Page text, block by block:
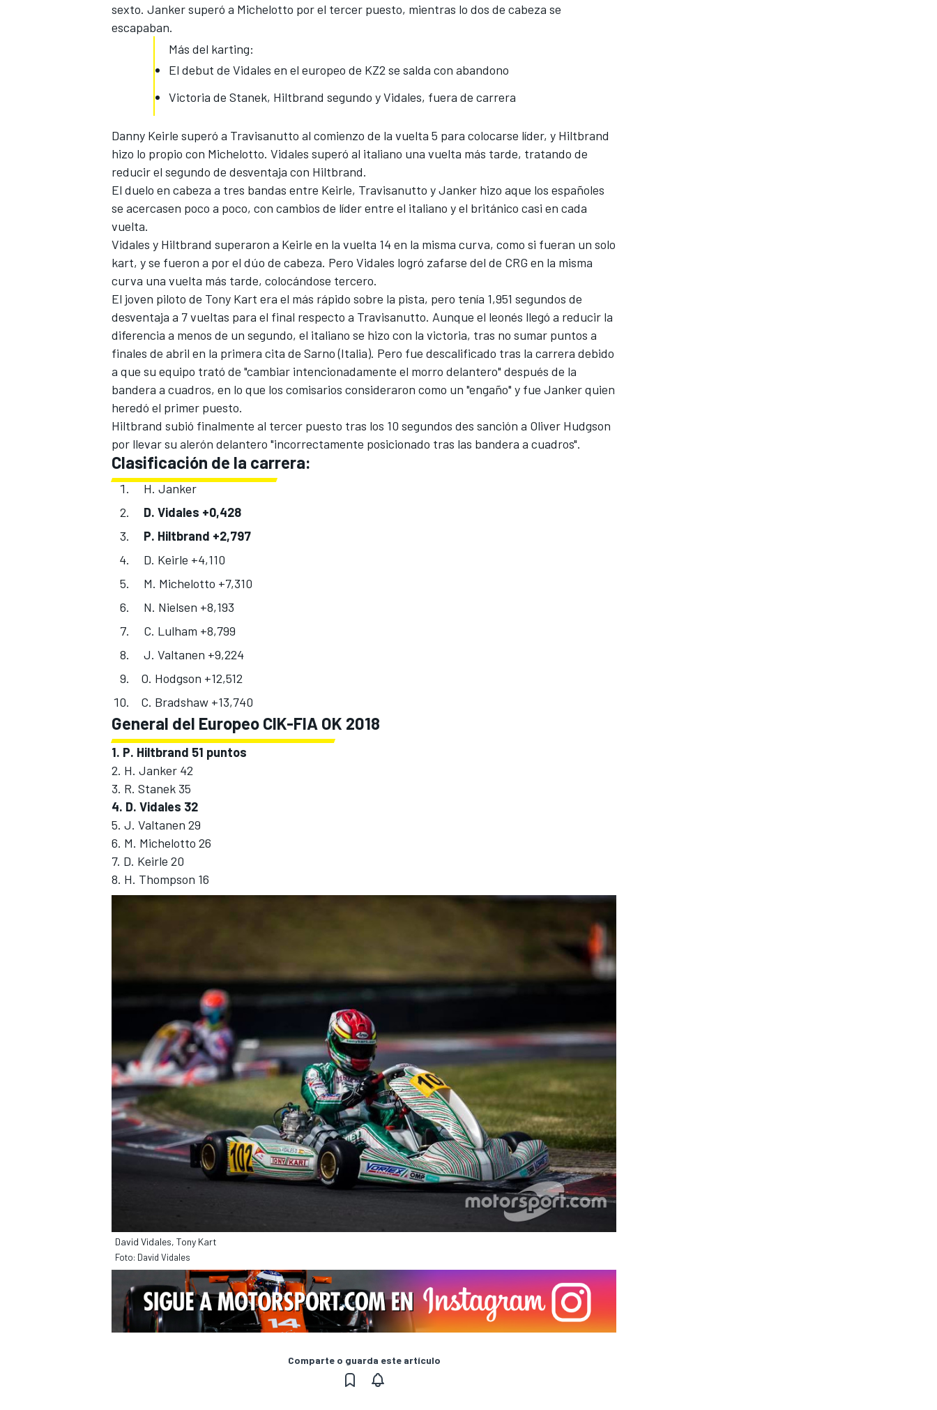
MÁS CATEGORÍAS
sexto. Janker superó a Michelotto por el tercer puesto, mientras lo dos de cabeza se
escapaban.
Más del karting:
El debut de Vidales en el europeo de KZ2 se salda con abandono
Victoria de Stanek, Hiltbrand segundo y Vidales, fuera de carrera
Danny Keirle superó a Travisanutto al comienzo de la vuelta 5 para colocarse líder, y Hiltbrand
hizo lo propio con Michelotto. Vidales superó al italiano una vuelta más tarde, tratando de
reducir el segundo de desventaja con Hiltbrand.
El duelo en cabeza a tres bandas entre Keirle, Travisanutto y Janker hizo aque los españoles
se acercasen poco a poco, con cambios de líder entre el italiano y el británico casi en cada
vuelta.
Vidales y Hiltbrand superaron a Keirle en la vuelta 14 en la misma curva, como si fueran un solo
kart, y se fueron a por el dúo de cabeza. Pero Vidales logró zafarse del de CRG en la misma
curva una vuelta más tarde, colocándose tercero.
El joven piloto de Tony Kart era el más rápido sobre la pista, pero tenía 1,951 segundos de
desventaja a 7 vueltas para el final respecto a Travisanutto. Aunque el leonés llegó a reducir la
diferencia a menos de un segundo, el italiano se hizo con la victoria, tras no sumar puntos a
finales de abril en la primera cita de Sarno (Italia). Pero fue descalificado tras la carrera debido
a que su equipo trató de "cambiar intencionadamente el morro delantero" después de la
bandera a cuadros, en lo que los comisarios consideraron como un "engaño" y fue Janker quien
heredó el primer puesto.
Hiltbrand subió finalmente al tercer puesto tras los 10 segundos des sanción a Oliver Hudgson
por llevar su alerón delantero "incorrectamente posicionado tras las bandera a cuadros".
Clasificación de la carrera:
H. Janker
D. Vidales +0,428
P. Hiltbrand +2,797
D. Keirle +4,110
M. Michelotto +7,310
N. Nielsen +8,193
C. Lulham +8,799
J. Valtanen +9,224
O. Hodgson +12,512
C. Bradshaw +13,740
General del Europeo CIK-FIA OK 2018
1. P. Hiltbrand 51 puntos
2. H. Janker 42
3. R. Stanek 35
4. D. Vidales 32
5. J. Valtanen 29
6. M. Michelotto 26
7. D. Keirle 20
8. H. Thompson 16
David Vidales, Tony Kart
Foto: David Vidales
Comparte o guarda este artículo